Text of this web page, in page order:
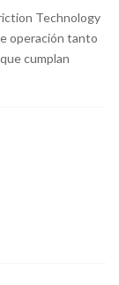
Technology
operación tanto
cumplan